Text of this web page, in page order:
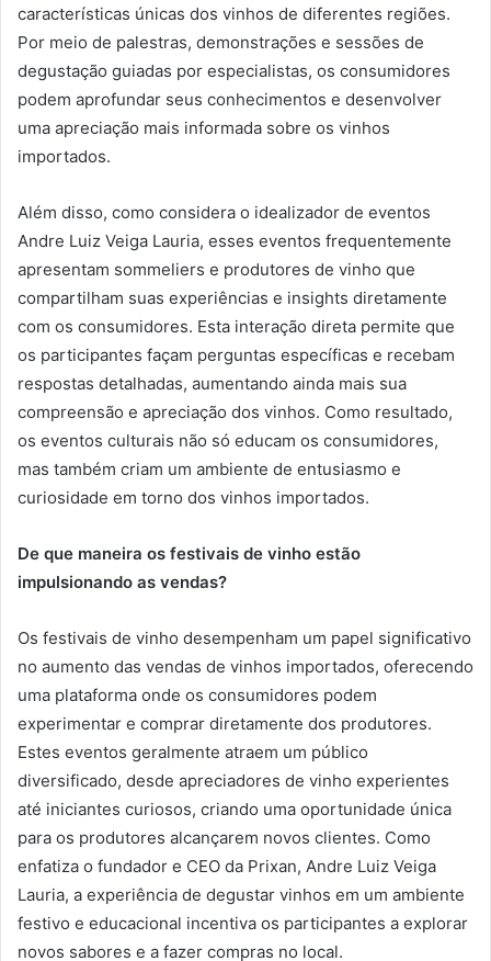
características únicas dos vinhos de diferentes regiões.
Por meio de palestras, demonstrações e sessões de
degustação guiadas por especialistas, os consumidores
podem aprofundar seus conhecimentos e desenvolver
uma apreciação mais informada sobre os vinhos
importados.
Além disso, como considera o idealizador de eventos
Andre Luiz Veiga Lauria, esses eventos frequentemente
apresentam sommeliers e produtores de vinho que
compartilham suas experiências e insights diretamente
com os consumidores. Esta interação direta permite que
os participantes façam perguntas específicas e recebam
respostas detalhadas, aumentando ainda mais sua
compreensão e apreciação dos vinhos. Como resultado,
os eventos culturais não só educam os consumidores,
mas também criam um ambiente de entusiasmo e
curiosidade em torno dos vinhos importados.
De que maneira os festivais de vinho estão
impulsionando as vendas?
Os festivais de vinho desempenham um papel significativo
no aumento das vendas de vinhos importados, oferecendo
uma plataforma onde os consumidores podem
experimentar e comprar diretamente dos produtores.
Estes eventos geralmente atraem um público
diversificado, desde apreciadores de vinho experientes
até iniciantes curiosos, criando uma oportunidade única
para os produtores alcançarem novos clientes. Como
enfatiza o fundador e CEO da Prixan, Andre Luiz Veiga
Lauria, a experiência de degustar vinhos em um ambiente
festivo e educacional incentiva os participantes a explorar
novos sabores e a fazer compras no local.